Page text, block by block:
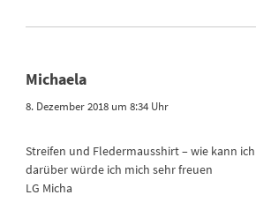
Michaela
8. Dezember 2018 um 8:34 Uhr
Streifen und Fledermausshirt – wie kann
darüber würde ich mich sehr freuen
LG Micha